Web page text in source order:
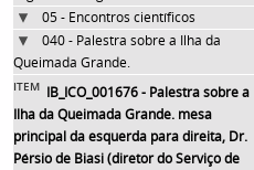
05 - Encontros científicos
040 - Palestra sobre a Ilha da
Queimada Grande.
ITEM IB_ICO_001676 - Palestra sobre a
Ilha da Queimada Grande. mesa
principal da esquerda para direita, Dr.
Pérsio de Biasi (diretor do Serviço de